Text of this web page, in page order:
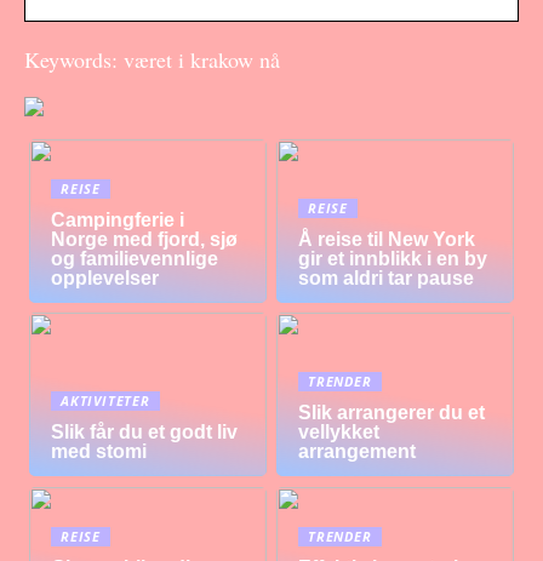
Keywords: været i krakow nå
REISE
Campingferie i
Norge med fjord, sjø
og familievennlige
opplevelser
REISE
Å reise til New York
gir et innblikk i en by
som aldri tar pause
AKTIVITETER
Slik får du et godt liv
med stomi
TRENDER
Slik arrangerer du et
vellykket
arrangement
REISE TRENDER